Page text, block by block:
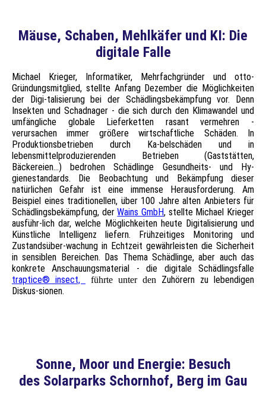
Mäuse, Schaben, Mehlkäfer und KI: Die
digitale Falle
Michael Krieger, Informatiker, Mehrfachgründer und otto-
Gründungsmitglied, stellte Anfang Dezember die Möglichkeiten
der Digi-talisierung bei der Schädlingsbekämpfung vor. Denn
Insekten und Schadnager - die sich durch den Klimawandel und
umfängliche globale Lieferketten rasant vermehren -
verursachen immer größere wirtschaftliche Schäden. In
Produktionsbetrieben durch Ka-belschäden und in
lebensmittelproduzierenden Betrieben (Gaststätten,
Bäckereien...) bedrohen Schädlinge Gesundheits- und Hy-
gienestandards. Die Beobachtung und Bekämpfung dieser
natürlichen Gefahr ist eine immense Herausforderung. Am
Beispiel eines traditionellen, über 100 Jahre alten Anbieters für
Schädlingsbekämpfung, derWains GmbH, stellte Michael Krieger
ausführ-lich dar, welche Möglichkeiten heute Digitalisierung und
Künstliche Intelligenz liefern. Frühzeitiges Monitoring und
Zustandsüber-wachung in Echtzeit gewährleisten die Sicherheit
in sensiblen Bereichen. Das Thema Schädlinge, aber auch das
konkrete Anschauungsmaterial - die digitale Schädlingsfalle
traptice® insect,
führte unter den Zuhörern zu lebendigen
Diskus-sionen.
Sonne, Moor und Energie: Besuch
des Solarparks Schornhof, Berg im Gau